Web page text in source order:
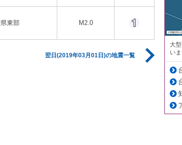
東部 M2.0
翌日(2019年03月01日)の地震一覧
大
い